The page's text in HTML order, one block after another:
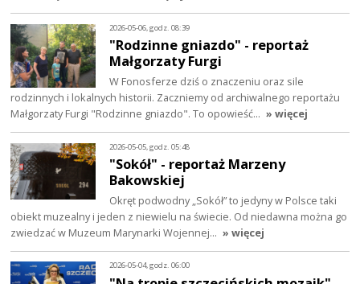
2026-05-06, godz. 08:39
"Rodzinne gniazdo" - reportaż
Małgorzaty Furgi
W Fonosferze dziś o znaczeniu oraz sile
rodzinnych i lokalnych historii. Zaczniemy od archiwalnego reportażu
Małgorzaty Furgi "Rodzinne gniazdo". To opowieść… » więcej
2026-05-05, godz. 05:48
"Sokół" - reportaż Marzeny
Bakowskiej
Okręt podwodny „Sokół” to jedyny w Polsce taki
obiekt muzealny i jeden z niewielu na świecie. Od niedawna można go
zwiedzać w Muzeum Marynarki Wojennej… » więcej
2026-05-04, godz. 06:00